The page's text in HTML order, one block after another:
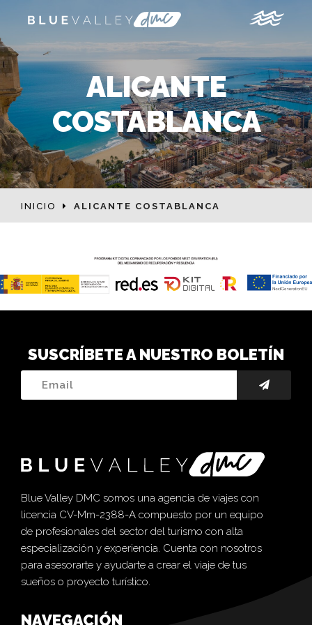
ALICANTE
COSTABLANCA
INICIO ALICANTE COSTABLANCA
SUSCRÍBETE A NUESTRO BOLETÍN
Blue Valley DMC somos una agencia de viajes con
licencia CV-Mm-2388-A compuesto por un equipo
de profesionales del sector del turismo con alta
especialización y experiencia. Cuenta con nosotros
para asesorarte y ayudarte a crear el viaje de tus
sueños o proyecto turístico.
NAVEGACIÓN